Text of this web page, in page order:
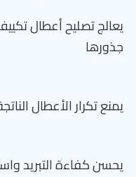
يعالج تصليح أعطال
جذورها
يمنع تكرار الأعطال
يحسن كفاءة التبريد